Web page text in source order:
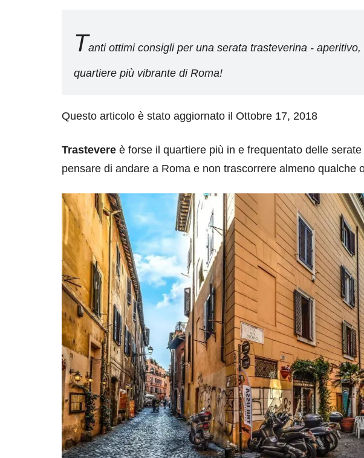
Tanti ottimi consigli per una serata trasteverina -
quartiere più vibrante di Roma!
Questo articolo è stato aggiornato il Ottobre 17, 2018
Trastevere è forse il quartiere più in e frequentato delle
pensare di andare a Roma e non trascorrere almeno qualche